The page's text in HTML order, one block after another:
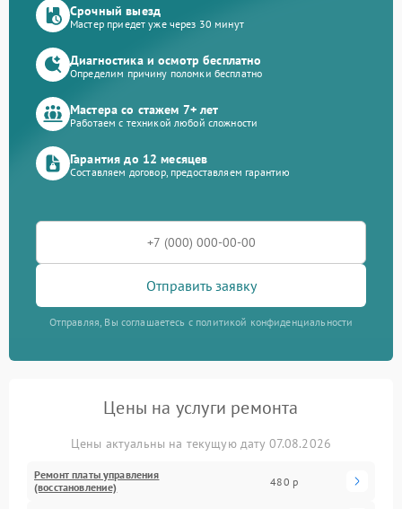
Срочный выезд
Мастер приедет уже через 30 минут
Диагностика и осмотр бесплатно
Определим причину поломки бесплатно
Мастера со стажем 7+ лет
Работаем с техникой любой сложности
Гарантия до 12 месяцев
Составляем договор, предоставляем гарантию
Отправить заявку
Отправляя, Вы соглашаетесь с политикой конфиденциальности
Цены на услуги ремонта
Цены актуальны на текущую дату 07.08.2026
Ремонт платы управления
(восстановление)
480 р